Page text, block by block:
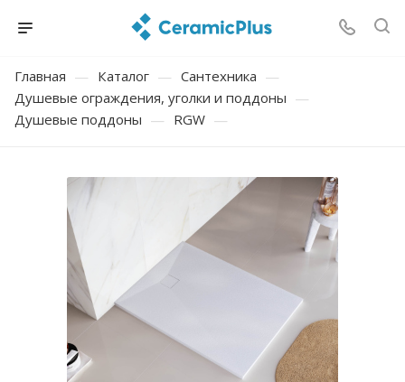
Главная — Каталог — Сантехника —
Душевые ограждения, уголки и поддоны —
Душевые поддоны — RGW —